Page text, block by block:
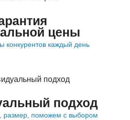
цены
конкурентов каждый день
подход
размер, поможем с выбором